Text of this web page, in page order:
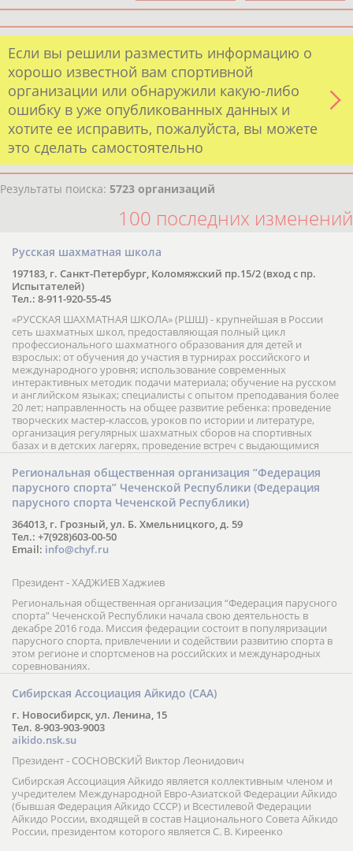
Если вы решили разместить информацию о
хорошо известной вам спортивной
организации или обнаружили какую-либо
ошибку в уже опубликованных данных и
хотите ее исправить, пожалуйста, вы можете
это сделать самостоятельно
Результаты поиска: 5723 организаций
100 последних изменений
Русская шахматная школа
197183, г. Санкт-Петербург, Коломяжский пр.15/2 (вход с пр.
Испытателей)
Тел.: 8-911-920-55-45
«РУССКАЯ ШАХМАТНАЯ ШКОЛА» (РШШ) - крупнейшая в России
сеть шахматных школ, предоставляющая полный цикл
профессионального шахматного образования для детей и
взрослых: от обучения до участия в турнирах российского и
международного уровня; использование современных
интерактивных методик подачи материала; обучение на русском
и английском языках; специалисты с опытом преподавания более
20 лет; направленность на общее развитие ребенка: проведение
творческих мастер-классов, уроков по истории и литературе,
организация регулярных шахматных сборов на спортивных
базах и в детских лагерях, проведение встреч с выдающимися
шахматистами; корпоративное обучение; онлайн обучение в
форме вебинаров и индивидуальных занятий, круглые столы
российских и международных тренеров, организация фестивалей;
онлайн трансляция мероприятий и турниров.
Региональная общественная организация “Федерация
парусного спорта” Чеченской Республики (Федерация
парусного спорта Чеченской Республики)
364013, г. Грозный, ул. Б. Хмельницкого, д. 59
Тел.: +7(928)603-00-50
Email: info@chyf.ru
Президент - ХАДЖИЕВ Хаджиев
Региональная общественная организация “Федерация парусного
спорта” Чеченской Республики начала свою деятельность в
декабре 2016 года. Миссия федерации состоит в популяризации
парусного спорта, привлечении и содействии развитию спорта в
этом регионе и спортсменов на российских и международных
соревнованиях.
Сибирская Ассоциация Айкидо (САА)
г. Новосибирск, ул. Ленина, 15
Тел. 8-903-903-9003
aikido.nsk.su
Президент - СОСНОВСКИЙ Виктор Леонидович
Сибирская Ассоциация Айкидо является коллективным членом и
учредителем Международной Евро-Азиатской Федерации Айкидо
(бывшая Федерация Айкидо СССР) и Всестилевой Федерации
Айкидо России, входящей в состав Национального Совета Айкидо
России, президентом которого является С. В. Киреенко